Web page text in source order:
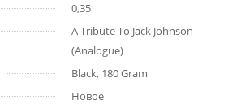
0,35
A Tribute To Jack Johnson
(Analogue)
Black, 180 Gram
Новое